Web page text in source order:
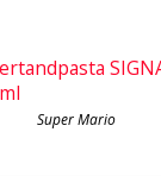
Super Mario